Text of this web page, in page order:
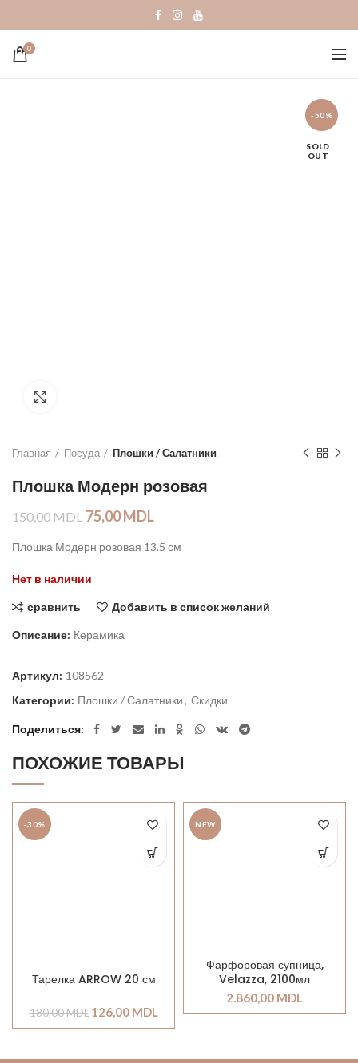
0
-50%
SOLD
OUT
Главная Посуда Плошки / Салатники
Плошка Модерн розовая
150,00MDL 75,00MDL
Плошка Модерн розовая 13.5 см
Нет в наличии
сравнить Добавить в список желаний
Описание: Керамика
Артикул: 108562
Категории: Плошки / Салатники, Скидки
Поделиться
ПОХОЖИЕ ТОВАРЫ
-30%
Тарелка ARROW 20 см
180,00MDL 126,00 MDL
NEW
Фарфоровая супница,
Velazza, 2100мл
2.860,00 MDL